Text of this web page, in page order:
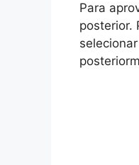
Para
posterior.